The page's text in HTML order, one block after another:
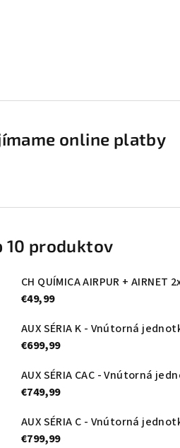
online platby
10 produktov
CH QUÍMICA AIRPUR + AIRNET
€49,99
AUX SÉRIA K - Vnútorná
€699,99
AUX SÉRIA CAC - Vnútorná
€749,99
AUX SÉRIA C - Vnútorná
€799,99